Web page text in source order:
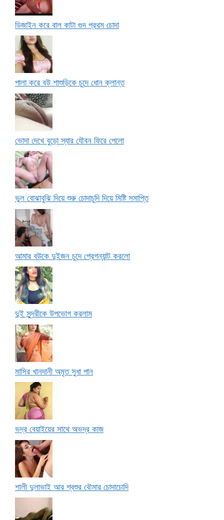
ডিজাইন করে বাল কাটা গুদ প্রথম চোদা
পালা করে বউ শাশুড়িকে চুদে ধোন ক্লান্ত
ভোদা দেখে বুড়ো স্যার যৌবন ফিরে পেলো
ভুল বোঝাবুঝি দিয়ে শুরু চোদাচুদি দিয়ে মিষ্টি সমাপ্তি
আমার বউকে দুইজন চুদে প্রেগন্যান্ট করলো
দুই সুন্দরীকে উপভোগ করলাম
মাসির খানদানী অমৃত সুধা পান
ভদ্র বেয়াইয়ের সাথে অভদ্র কাজ
শালী দুলাভাই আর শ্বশুর বৌমার চোদাচোদি